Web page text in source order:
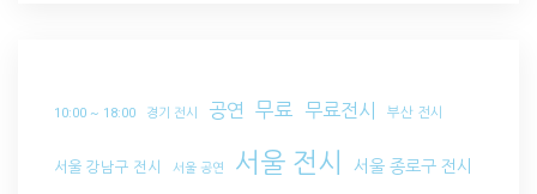
10:00 ~ 18:00 경기 전시 공연 무료 무료전시 부산 전시
서울 강남구 전시 서울 공연 서울 전시 서울 종로구 전시